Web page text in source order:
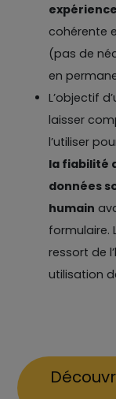
cohérente
(pas de
en
L’objectif
laisser
l’utiliser
la fiabilité
données
humain
formulaire.
ressort de
utilisation